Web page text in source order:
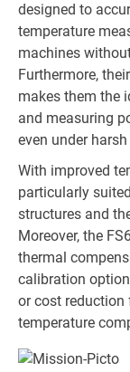
designed to
temperature
machines
Furthermore,
makes them the
and measuring
even under
With improved
particularly
structures and
Moreover, the
thermal
calibration
or cost reduction
temperature